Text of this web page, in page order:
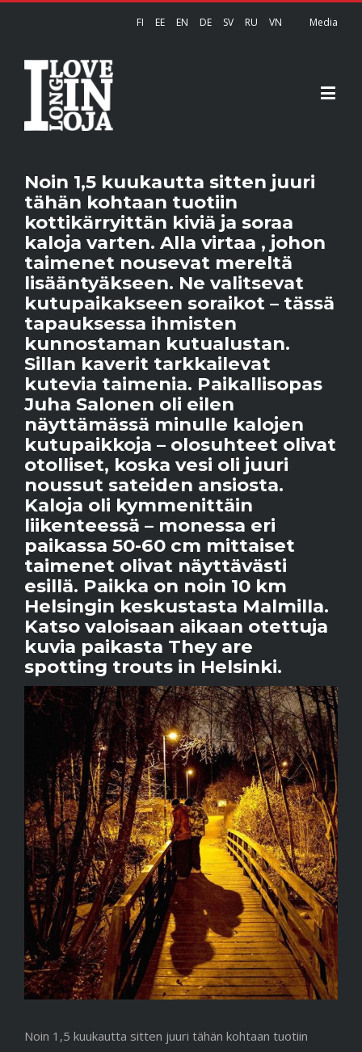
FI EE EN DE SV RU VN Media
Noin 1,5 kuukautta sitten juuri
tähän kohtaan tuotiin
kottikärryittän kiviä ja soraa
kaloja varten. Alla virtaa , johon
taimenet nousevat mereltä
lisääntyäkseen. Ne valitsevat
kutupaikakseen soraikot – tässä
tapauksessa ihmisten
kunnostaman kutualustan.
Sillan kaverit tarkkailevat
kutevia taimenia. Paikallisopas
Juha Salonen oli eilen
näyttämässä minulle kalojen
kutupaikkoja – olosuhteet olivat
otolliset, koska vesi oli juuri
noussut sateiden ansiosta.
Kaloja oli kymmenittäin
liikenteessä – monessa eri
paikassa 50-60 cm mittaiset
taimenet olivat näyttävästi
esillä. Paikka on noin 10 km
Helsingin keskustasta Malmilla.
Katso valoisaan aikaan otettuja
kuvia paikasta They are
spotting trouts in Helsinki.
View
Noin 1,5 kuukautta sitten juuri tähän kohtaan tuotiin